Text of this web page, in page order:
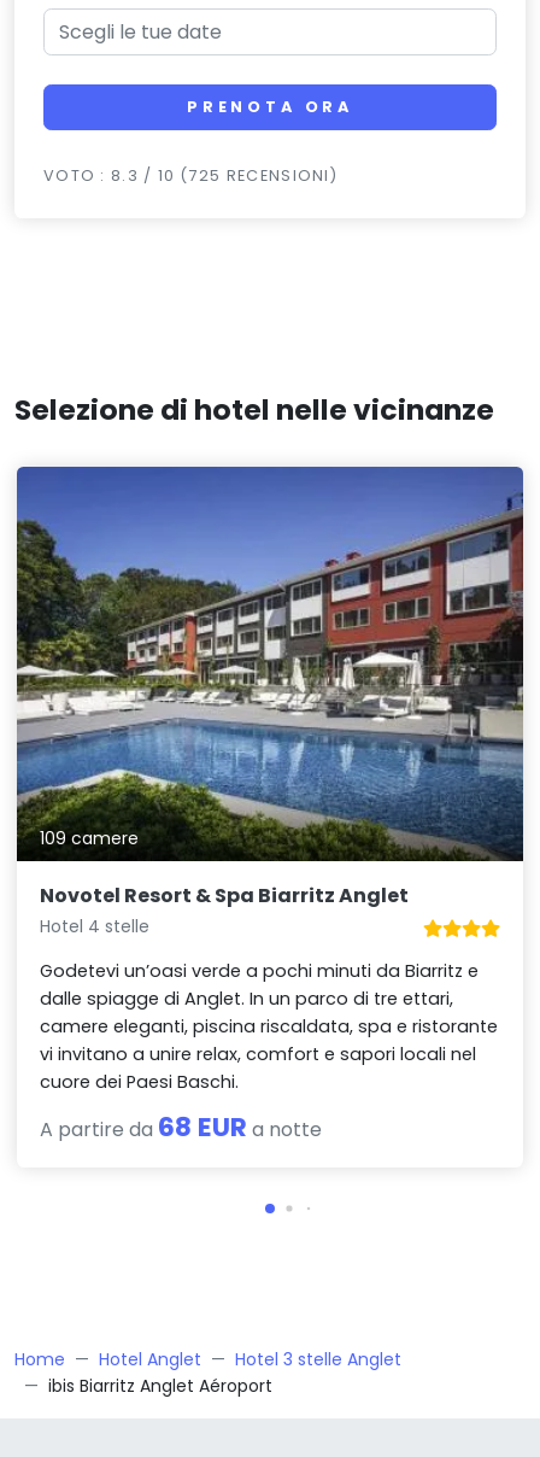
PRENOTA ORA
VOTO : 8.3 / 10 (725 RECENSIONI)
Selezione di hotel nelle vicinanze
109 camere
Novotel Resort & Spa Biarritz Anglet
Hotel 4 stelle
Godetevi un’oasi verde a pochi minuti da Biarritz e
dalle spiagge di Anglet. In un parco di tre ettari,
camere eleganti, piscina riscaldata, spa e ristorante
vi invitano a unire relax, comfort e sapori locali nel
cuore dei Paesi Baschi.
A partire da 68 EUR a notte
Home Hotel Anglet
Hotel 3 stelle Anglet
ibis Biarritz Anglet Aéroport